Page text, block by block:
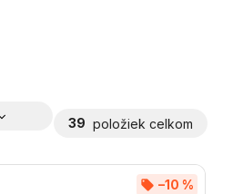
39 položiek celkom
–10 %